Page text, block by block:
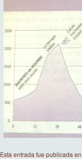
Esta entrada fue publicada en